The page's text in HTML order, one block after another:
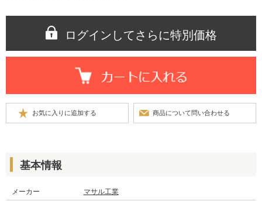
ログインしてさらに特別価格
基本情報
メーカー
マサル工業